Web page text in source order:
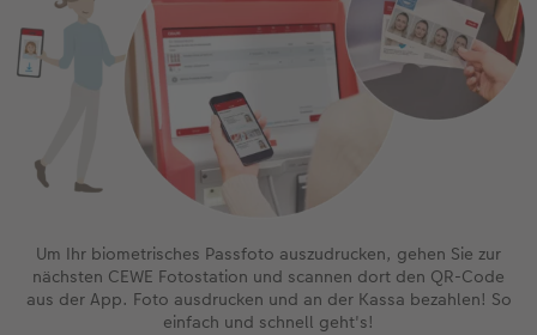
Um Ihr biometrisches Passfoto auszudrucken, gehen Sie zur
nächsten CEWE Fotostation und scannen dort den QR-Code
aus der App. Foto ausdrucken und an der Kassa bezahlen! So
einfach und schnell geht's!